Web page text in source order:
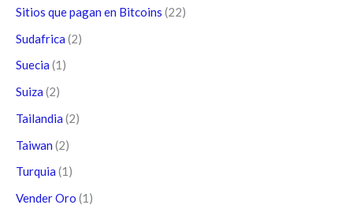
Sitios que pagan en Bitcoins (22)
Sudafrica (2)
Suecia (1)
Suiza (2)
Tailandia (2)
Taiwan (2)
Turquia (1)
Vender Oro (1)